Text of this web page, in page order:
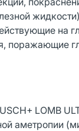
жидкости)
на
поражающие
LOMB
аметропии